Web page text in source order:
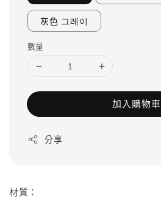
灰色 그레이
數量
加入購物車
分享
材質：